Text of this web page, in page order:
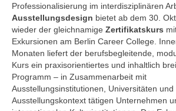
Professionalisierung im interdisziplinären
Ausstellungsdesign bietet ab dem 30.
wieder der gleichnamige Zertifikatskurs
Exkursionen am Berlin Career College.
Monaten liefert der berufsbegleitende,
Kurs ein praxisorientiertes und inhaltlich
Programm – in Zusammenarbeit mit
Ausstellungsinstitutionen, Universitäten und
Ausstellungskontext tätigen Unternehmen